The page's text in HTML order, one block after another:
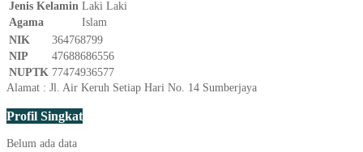
Jenis Kelamin Laki Laki
Agama
Islam
NIK
364768799
NIP
47688686556
NUPTK 77474936577
Alamat : Jl. Air Keruh Setiap Hari No. 14 Sumberjaya
Profil Singkat
Belum ada data